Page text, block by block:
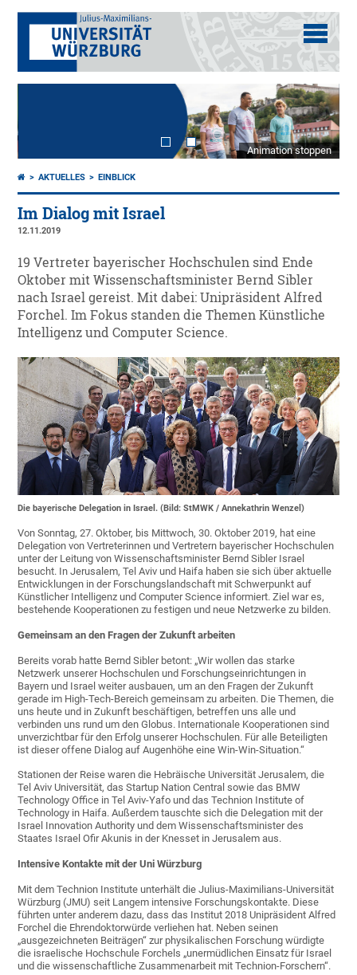
Animation stoppen
AKTUELLES EINBLICK
Im Dialog mit Israel
12.11.2019
19 Vertreter bayerischer Hochschulen sind Ende
Oktober mit Wissenschaftsminister Bernd Sibler
nach Israel gereist. Mit dabei: Unipräsident Alfred
Forchel. Im Fokus standen die Themen Künstliche
Intelligenz und Computer Science.
Die bayerische Delegation in Israel. (Bild: StMWK / Annekathrin Wenzel)
Von Sonntag, 27. Oktober, bis Mittwoch, 30. Oktober 2019, hat eine
Delegation von Vertreterinnen und Vertretern bayerischer Hochschulen
unter der Leitung von Wissenschaftsminister Bernd Sibler Israel
besucht. In Jerusalem, Tel Aviv und Haifa haben sie sich über aktuelle
Entwicklungen in der Forschungslandschaft mit Schwerpunkt auf
Künstlicher Intelligenz und Computer Science informiert. Ziel war es,
bestehende Kooperationen zu festigen und neue Netzwerke zu bilden.
Gemeinsam an den Fragen der Zukunft arbeiten
Bereits vorab hatte Bernd Sibler betont: „Wir wollen das starke
Netzwerk unserer Hochschulen und Forschungseinrichtungen in
Bayern und Israel weiter ausbauen, um an den Fragen der Zukunft
gerade im High-Tech-Bereich gemeinsam zu arbeiten. Die Themen, die
uns heute und in Zukunft beschäftigen, betreffen uns alle und
verbinden uns rund um den Globus. Internationale Kooperationen sind
unverzichtbar für den Erfolg unserer Hochschulen. Für alle Beteiligten
ist dieser offene Dialog auf Augenhöhe eine Win-Win-Situation.“
Stationen der Reise waren die Hebräische Universität Jerusalem, die
Tel Aviv Universität, das Startup Nation Central sowie das BMW
Technology Office in Tel Aviv-Yafo und das Technion Institute of
Technology in Haifa. Außerdem tauschte sich die Delegation mit der
Israel Innovation Authority und dem Wissenschaftsminister des
Staates Israel Ofir Akunis in der Knesset in Jerusalem aus.
Intensive Kontakte mit der Uni Würzburg
Mit dem Technion Institute unterhält die Julius-Maximilians-Universität
Würzburg (JMU) seit Langem intensive Forschungskontakte. Diese
führten unter anderem dazu, dass das Institut 2018 Unipräsident Alfred
Forchel die Ehrendoktorwürde verliehen hat. Neben seinen
„ausgezeichneten Beiträgen“ zur physikalischen Forschung würdigte
die israelische Hochschule Forchels „unermüdlichen Einsatz für Israel
und die wissenschaftliche Zusammenarbeit mit Technion-Forschern“.